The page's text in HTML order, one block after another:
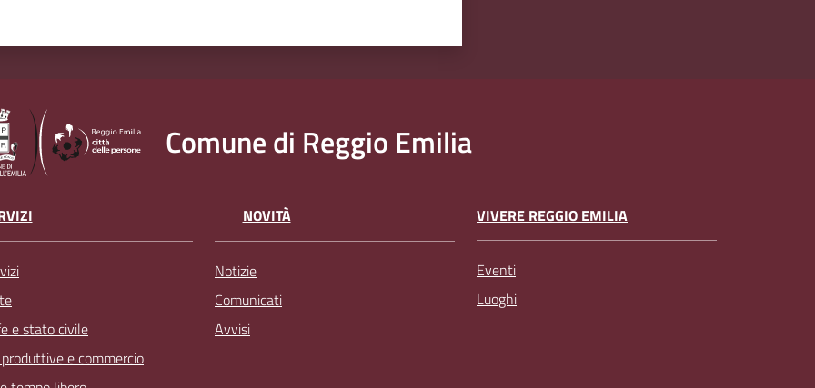
Comune di Reggio Emilia
e stato civile
e commercio
NOVITÀ
Notizie
Comunicati
Avvisi
VIVERE REGGIO EMILIA
Eventi
Luoghi